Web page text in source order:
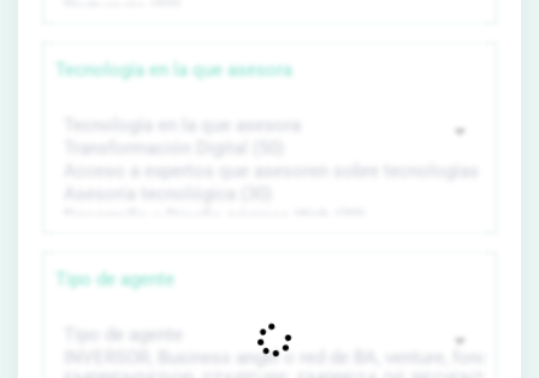
Tecnología en la que asesora
Tipo de agente